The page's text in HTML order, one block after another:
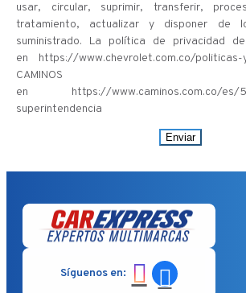
usar, circular, suprimir, transferir,
tratamiento, actualizar y disponer de
suministrado. La política de privacidad
en https://www.chevrolet.com.co/
CAMINOS
en https://www.caminos.com.co/es/
superintendencia
Enviar
Síguenos en: